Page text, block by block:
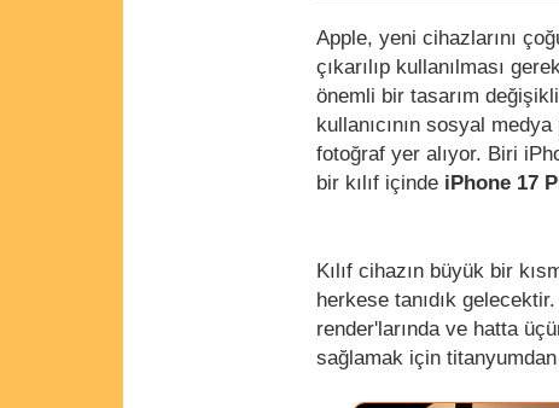
Apple, yeni cihazlarını
çıkarılıp kullanılması
önemli bir tasarım
kullanıcının sosyal
fotoğraf yer alıyor. Biri
bir kılıf içinde iPhone 17
Kılıf cihazın büyük bir
herkese tanıdık
render'larında ve hatta
sağlamak için